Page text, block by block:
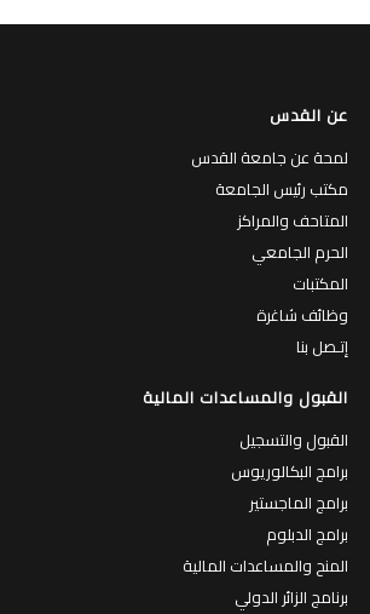
عن القدس
لمحة عن جامعة القدس
مكتب رئيس الجامعة
المتاحف والمراكز
الحرم الجامعي
المكتبات
وظائف شاغرة
إتـصل بنا
القبول والمساعدات المالية
القبول والتسجيل
برامج البكالوريوس
برامج الماجستير
برامج الدبلوم
المنح والمساعدات المالية
برنامج الزائر الدولي